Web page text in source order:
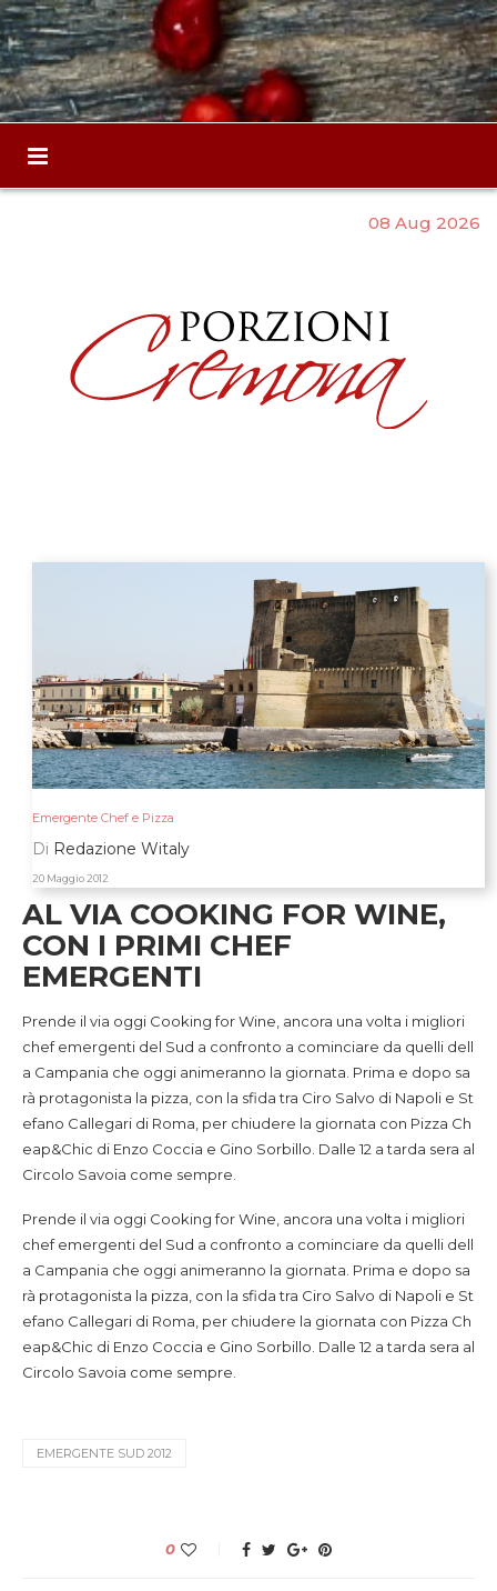
08 Aug 2026
Emergente Chef e Pizza
Di Redazione Witaly
20 Maggio 2012
AL VIA COOKING FOR WINE,
CON I PRIMI CHEF
EMERGENTI
Prende il via oggi Cooking for Wine, ancora una volta i migliori
chef emergenti del Sud a confronto a cominciare da quelli dell
a Campania che oggi animeranno la giornata. Prima e dopo sa
rà protagonista la pizza, con la sfida tra Ciro Salvo di Napoli e St
efano Callegari di Roma, per chiudere la giornata con Pizza Ch
eap&Chic di Enzo Coccia e Gino Sorbillo. Dalle 12 a tarda sera al
Circolo Savoia come sempre.
Prende il via oggi Cooking for Wine, ancora una volta i migliori
chef emergenti del Sud a confronto a cominciare da quelli dell
a Campania che oggi animeranno la giornata. Prima e dopo sa
rà protagonista la pizza, con la sfida tra Ciro Salvo di Napoli e St
efano Callegari di Roma, per chiudere la giornata con Pizza Ch
eap&Chic di Enzo Coccia e Gino Sorbillo. Dalle 12 a tarda sera al
Circolo Savoia come sempre.
EMERGENTE SUD 2012
0